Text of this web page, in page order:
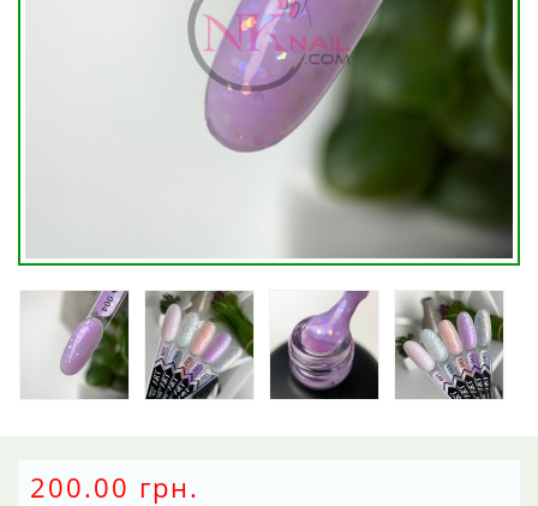
200.00 грн.